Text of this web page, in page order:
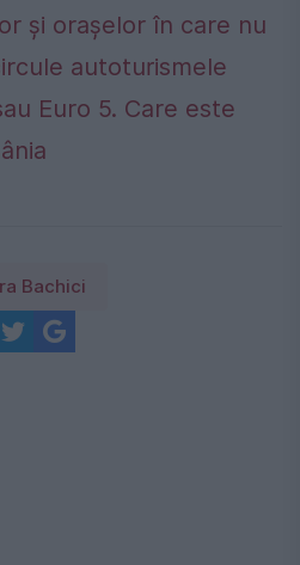
și orașelor în care nu
autoturismele
Euro 5. Care este
Bachici